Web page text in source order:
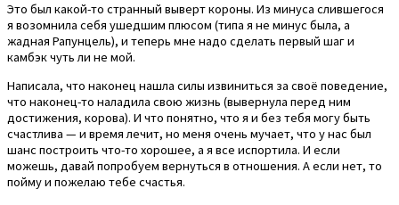
Это был какой-то странный выверт короны. Из минуса слившегося
я возомнила себя ушедшим плюсом (типа я не минус была, а
жадная Рапунцель), и теперь мне надо сделать первый шаг и
камбэк чуть ли не мой.
Написала, что наконец нашла силы извиниться за своё поведение,
что наконец-то наладила свою жизнь (вывернула перед ним
достижения, корова). И что понятно, что я и без тебя могу быть
счастлива — и время лечит, но меня очень мучает, что у нас был
шанс построить что-то хорошее, а я все испортила. И если
можешь, давай попробуем вернуться в отношения. А если нет, то
пойму и пожелаю тебе счастья.